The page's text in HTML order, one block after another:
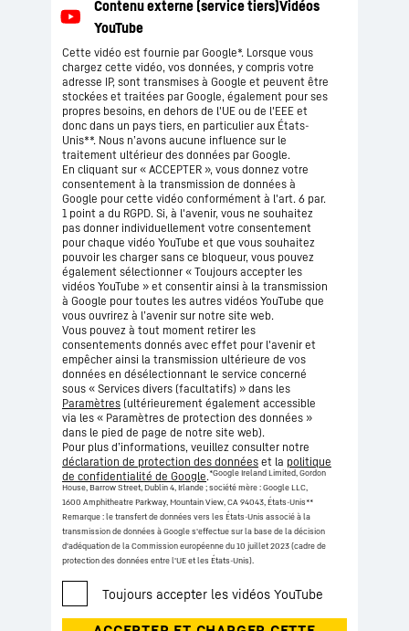
Cette vidéo est fournie par Google*. Lorsque vous
chargez cette vidéo, vos données, y compris votre
adresse IP, sont transmises à Google et peuvent être
stockées et traitées par Google, également pour ses
propres besoins, en dehors de l'UE ou de l'EEE et
donc dans un pays tiers, en particulier aux États-
Unis**. Nous n’avons aucune influence sur le
traitement ultérieur des données par Google.
En cliquant sur « ACCEPTER », vous donnez votre
consentement à la transmission de données à
Google pour cette vidéo conformément à l'art. 6 par.
1 point a du RGPD. Si, à l'avenir, vous ne souhaitez
pas donner individuellement votre consentement
pour chaque vidéo YouTube et que vous souhaitez
pouvoir les charger sans ce bloqueur, vous pouvez
également sélectionner « Toujours accepter les
vidéos YouTube » et consentir ainsi à la transmission
à Google pour toutes les autres vidéos YouTube que
vous ouvrirez à l’avenir sur notre site web.
Vous pouvez à tout moment retirer les
consentements donnés avec effet pour l'avenir et
empêcher ainsi la transmission ultérieure de vos
données en désélectionnant le service concerné
sous « Services divers (facultatifs) » dans les
Paramètres (ultérieurement également accessible
via les « Paramètres de protection des données »
dans le pied de page de notre site web).
Pour plus d’informations, veuillez consulter notre
déclaration de protection des données et la politique
de confidentialité de Google.*Google Ireland Limited, Gordon
House, Barrow Street, Dublin 4, Irlande ; société mère : Google LLC,
1600 Amphitheatre Parkway, Mountain View, CA 94043, États-Unis**
Remarque : le transfert de données vers les États-Unis associé à la
transmission de données à Google s'effectue sur la base de la décision
d'adéquation de la Commission européenne du 10 juillet 2023 (cadre de
protection des données entre l'UE et les États-Unis).